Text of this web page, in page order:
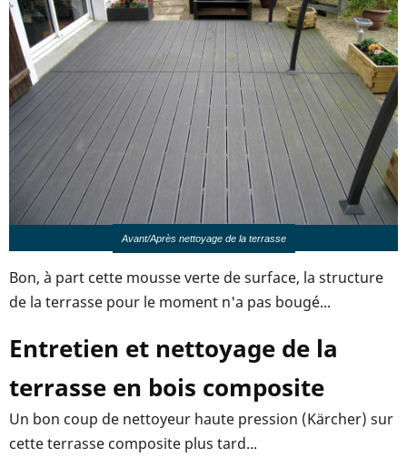
Avant/Après nettoyage de la terrasse
Bon, à part cette mousse verte de surface, la structure
de la terrasse pour le moment n'a pas bougé...
Entretien et nettoyage de la
terrasse en bois composite
Un bon coup de nettoyeur haute pression (Kärcher) sur
cette terrasse composite plus tard...